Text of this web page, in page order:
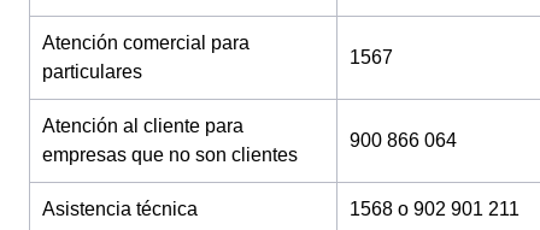
Atención comercial para
particulares
1567
Atención al cliente para
empresas que no son clientes
900 866 064
Asistencia técnica 1568 o 902 901 211